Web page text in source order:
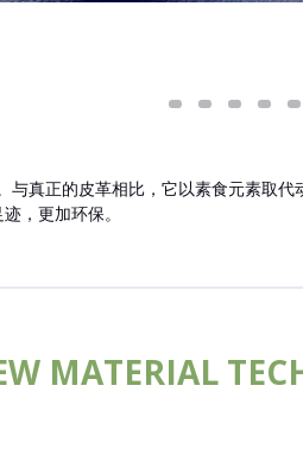
与真正的皮革相比，它以素食元素
，更加环保。
MATERIAL